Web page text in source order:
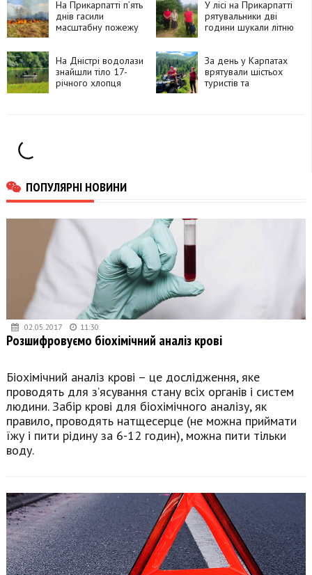
На Прикарпатті п’ять
днів гасили
масштабну пожежу
У лісі на Прикарпатті
рятувальники дві
години шукали літню
На Дністрі водолази
знайшли тіло 17-
річного хлопця
За день у Карпатах
врятували шістьох
туристів та
ПОПУЛЯРНІ НОВИНИ
02.05.2017 11:30
Розшифровуємо біохімічний аналіз крові
Біохімічний аналіз крові – це дослідження, яке
проводять для з’ясування стану всіх органів і систем
людини. Забір крові для біохімічного аналізу, як
правило, проводять натщесерце (не можна приймати
їжу і пити рідину за 6-12 годин), можна пити тільки
воду.